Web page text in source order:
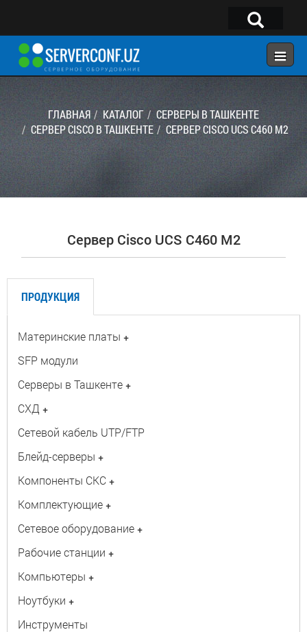
×
ГЛАВНАЯ
КОНФИГУРАТОР
КАТАЛОГ
Telegram:@serverconf_uz
Тел: (90) 932-18-00
ГЛАВНАЯ КАТАЛОГ
СЕРВЕРЫ В ТАШКЕНТЕ
СЕРВЕР CISCO В ТАШКЕНТЕ
СЕРВЕР CISCO UCS C460 M2
Сервер Cisco UCS C460 M2
ПРОДУКЦИЯ
Материнские платы +
SFP модули
Серверы в Ташкенте +
СХД +
Сетевой кабель UTP/FTP
Блейд-серверы +
Компоненты СКС +
Комплектующие +
Сетевое оборудование +
Рабочие станции +
Компьютеры +
Ноутбуки +
Инструменты